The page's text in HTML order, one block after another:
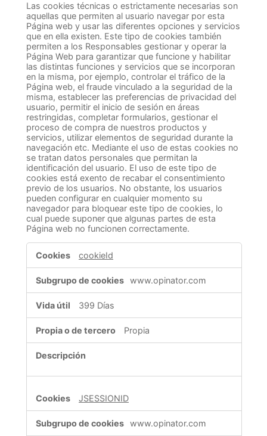
Las cookies técnicas o estrictamente necesarias son
aquellas que permiten al usuario navegar por esta
Página web y usar las diferentes opciones y servicios
que en ella existen. Este tipo de cookies también
permiten a los Responsables gestionar y operar la
Página Web para garantizar que funcione y habilitar
las distintas funciones y servicios que se incorporan
en la misma, por ejemplo, controlar el tráfico de la
Página web, el fraude vinculado a la seguridad de la
misma, establecer las preferencias de privacidad del
usuario, permitir el inicio de sesión en áreas
restringidas, completar formularios, gestionar el
proceso de compra de nuestros productos y
servicios, utilizar elementos de seguridad durante la
navegación etc. Mediante el uso de estas cookies no
se tratan datos personales que permitan la
identificación del usuario. El uso de este tipo de
cookies está exento de recabar el consentimiento
previo de los usuarios. No obstante, los usuarios
pueden configurar en cualquier momento su
navegador para bloquear este tipo de cookies, lo
cual puede suponer que algunas partes de esta
Página web no funcionen correctamente.
Técnicas
estrictamente
necesarias
cookieId
www.opinator.com
399 Días
Propia
JSESSIONID
www.opinator.com